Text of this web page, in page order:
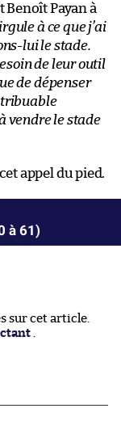
Payan à
à ce que j’ai
lui le stade.
de leur outil
de dépenser
vendre le stade
appel du pied.
à 61)
sur cet article.